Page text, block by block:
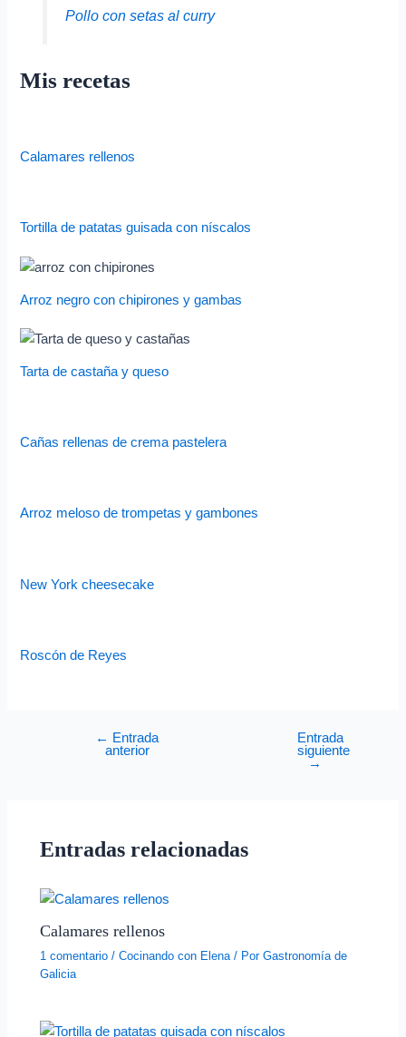
Pollo con setas al curry
Mis recetas
Calamares rellenos
Tortilla de patatas guisada con níscalos
Arroz negro con chipirones y gambas
Tarta de castaña y queso
Cañas rellenas de crema pastelera
Arroz meloso de trompetas y gambones
New York cheesecake
Roscón de Reyes
← Entrada
anterior
Entrada
siguiente
→
Entradas relacionadas
Calamares rellenos
1 comentario /Cocinando con Elena/ PorGastronomía de
Galicia